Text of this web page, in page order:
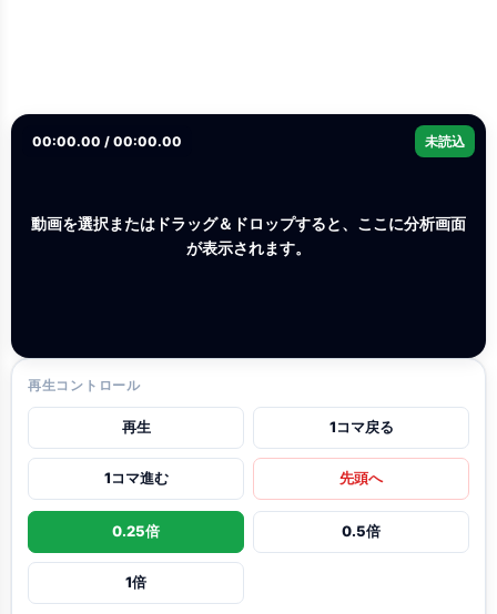
00:00.00 / 00:00.00 未読込
動画を選択またはドラッグ＆ドロップすると、ここに分析画面
が表示されます。
再生コントロール
再生 1コマ戻る
1コマ進む 先頭へ
0.25倍 0.5倍
1倍